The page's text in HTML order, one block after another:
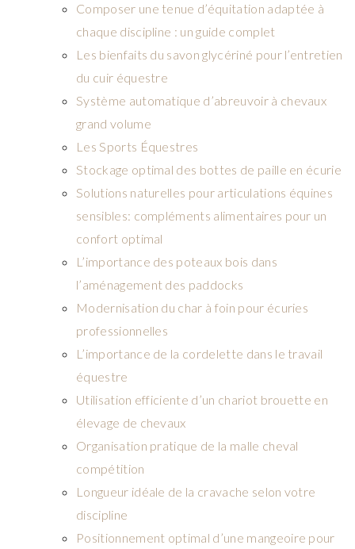
Composer une tenue d’équitation adaptée à
chaque discipline : un guide complet
Les bienfaits du savon glycériné pour l’entretien
du cuir équestre
Système automatique d’abreuvoir à chevaux
grand volume
Les Sports Équestres
Stockage optimal des bottes de paille en écurie
Solutions naturelles pour articulations équines
sensibles: compléments alimentaires pour un
confort optimal
L’importance des poteaux bois dans
l’aménagement des paddocks
Modernisation du char à foin pour écuries
professionnelles
L’importance de la cordelette dans le travail
équestre
Utilisation efficiente d’un chariot brouette en
élevage de chevaux
Organisation pratique de la malle cheval
compétition
Longueur idéale de la cravache selon votre
discipline
Positionnement optimal d’une mangeoire pour